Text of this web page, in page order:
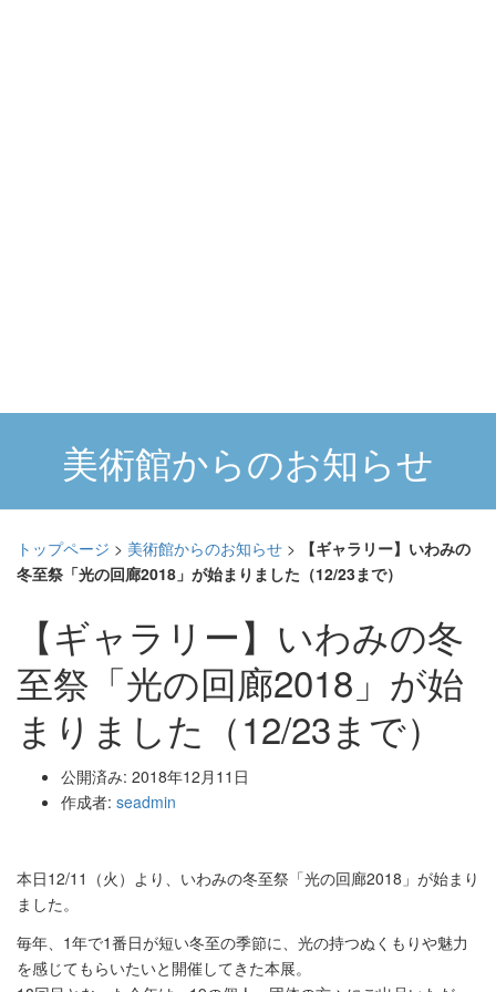
美術館からのお知らせ
トップページ > 美術館からのお知らせ >
【ギャラリー】いわみの
冬至祭「光の回廊2018」が始まりました（12/23まで）
【ギャラリー】いわみの冬
至祭「光の回廊2018」が始
まりました（12/23まで）
公開済み: 2018年12月11日
作成者: seadmin
本日12/11（火）より、いわみの冬至祭「光の回廊2018」が始まり
ました。
毎年、1年で1番日が短い冬至の季節に、光の持つぬくもりや魅力
を感じてもらいたいと開催してきた本展。